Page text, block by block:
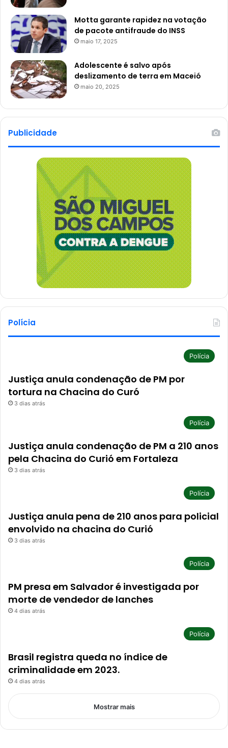
Motta garante rapidez na votação
de pacote antifraude do INSS
maio 17, 2025
Adolescente é salvo após
deslizamento de terra em Maceió
maio 20, 2025
Publicidade
Polícia
Polícia
Justiça anula condenação de PM por
tortura na Chacina do Curó
3 dias atrás
Polícia
Justiça anula condenação de PM a 210 anos
pela Chacina do Curió em Fortaleza
3 dias atrás
Polícia
Justiça anula pena de 210 anos para policial
envolvido na chacina do Curió
3 dias atrás
Polícia
PM presa em Salvador é investigada por
morte de vendedor de lanches
4 dias atrás
Polícia
Brasil registra queda no índice de
criminalidade em 2023.
4 dias atrás
Mostrar mais